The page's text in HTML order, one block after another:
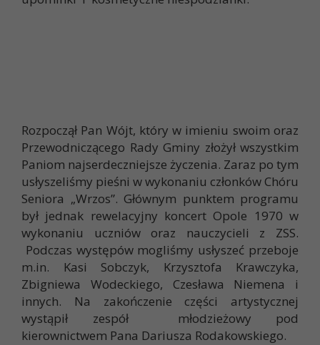
Rozpoczął Pan Wójt, który w imieniu swoim oraz
Przewodniczącego Rady Gminy złożył wszystkim
Paniom najserdeczniejsze życzenia. Zaraz po tym
usłyszeliśmy pieśni w wykonaniu członków Chóru
Seniora „Wrzos”. Głównym punktem programu
był jednak rewelacyjny koncert Opole 1970 w
wykonaniu uczniów oraz nauczycieli z ZSS.
Podczas występów mogliśmy usłyszeć przeboje
m.in. Kasi Sobczyk, Krzysztofa Krawczyka,
Zbigniewa Wodeckiego, Czesława Niemena i
innych. Na zakończenie części artystycznej
wystąpił zespół młodzieżowy pod
kierownictwem Pana Dariusza Rodakowskiego.